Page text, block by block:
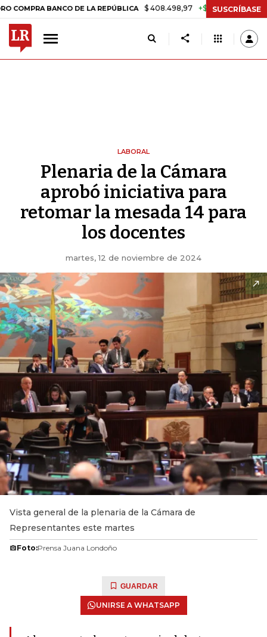
BANCO DE LA REPÚBLICA $ 408.498,97 +$ 8.753,81 +2,19%
SUSCRÍBASE
LABORAL
Plenaria de la Cámara
aprobó iniciativa para
retomar la mesada 14 para
los docentes
martes, 12 de noviembre de 2024
Vista general de la plenaria de la Cámara de
Representantes este martes
Foto:Prensa Juana Londoño
GUARDAR
UNIRSE A WHATSAPP